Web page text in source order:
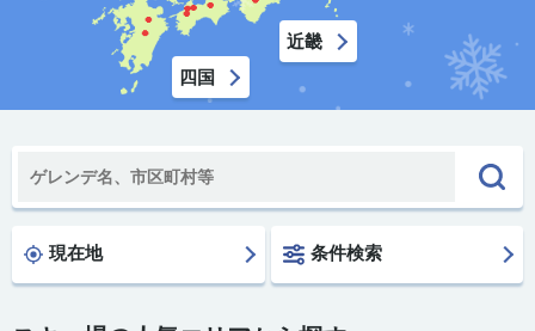
近畿
四国
現在地 条件検索